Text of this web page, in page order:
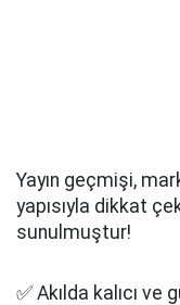
Yayın geçmişi,
yapısıyla dikkat
sunulmuştur!
✅ Akılda kalıcı ve